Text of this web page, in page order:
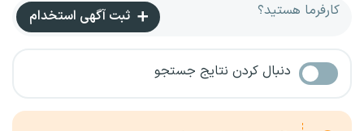
کارفرما هستید؟ ثبت آگهی استخدام
دنبال کردن نتایج جستجو